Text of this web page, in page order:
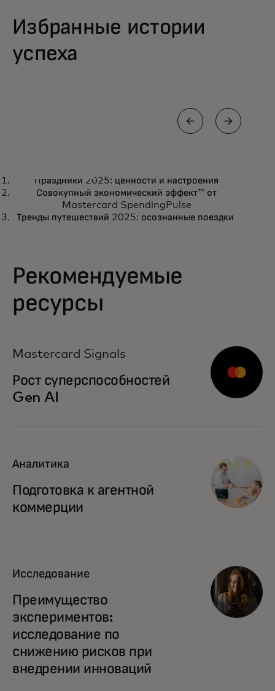
Избранные истории
успеха
virgin money unlocked a
powerful innovation
partnership with digital labs
Подробнее
Праздники 2025: ценности и настроения
Совокупный экономический эффект™ от
Mastercard SpendingPulse
Тренды путешествий 2025: осознанные поездки
Рекомендуемые
ресурсы
Mastercard Signals
Рост суперспособностей
Gen AI
opens in a new tab
Аналитика
Подготовка к агентной
коммерции
Исследование
Преимущество
экспериментов:
исследование по
снижению рисков при
внедрении инноваций